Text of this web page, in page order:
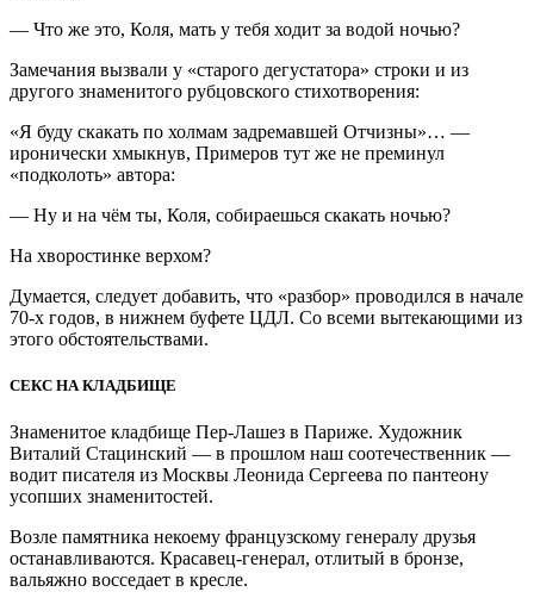
— Что же это, Коля, мать у тебя ходит за водой ночью?
Замечания вызвали у «старого дегустатора» строки и из
другого знаменитого рубцовского стихотворения:
«Я буду скакать по холмам задремавшей Отчизны»… —
иронически хмыкнув, Примеров тут же не преминул
«подколоть» автора:
— Ну и на чём ты, Коля, собираешься скакать ночью?
На хворостинке верхом?
Думается, следует добавить, что «разбор» проводился в начале
70-х годов, в нижнем буфете ЦДЛ. Со всеми вытекающими из
этого обстоятельствами.
СЕКС НА КЛАДБИЩЕ
Знаменитое кладбище Пер-Лашез в Париже. Художник
Виталий Стацинский — в прошлом наш соотечественник —
водит писателя из Москвы Леонида Сергеева по пантеону
усопших знаменитостей.
Возле памятника некоему французскому генералу друзья
останавливаются. Красавец-генерал, отлитый в бронзе,
вальяжно восседает в кресле.